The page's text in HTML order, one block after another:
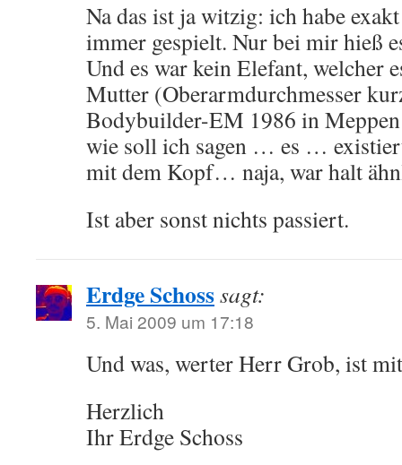
Na das ist ja witzig: ich habe
immer gespielt. Nur bei mir hieß
Und es war kein Elefant, welcher
Mutter (Oberarmdurchmesser
Bodybuilder-EM 1986 in
wie soll ich sagen … es …
mit dem Kopf… naja, war halt
Ist aber sonst nichts passiert.
Erdge Schosssagt:
5. Mai 2009 um 17:18
Und was, werter Herr Grob, ist
Herzlich
Ihr Erdge Schoss